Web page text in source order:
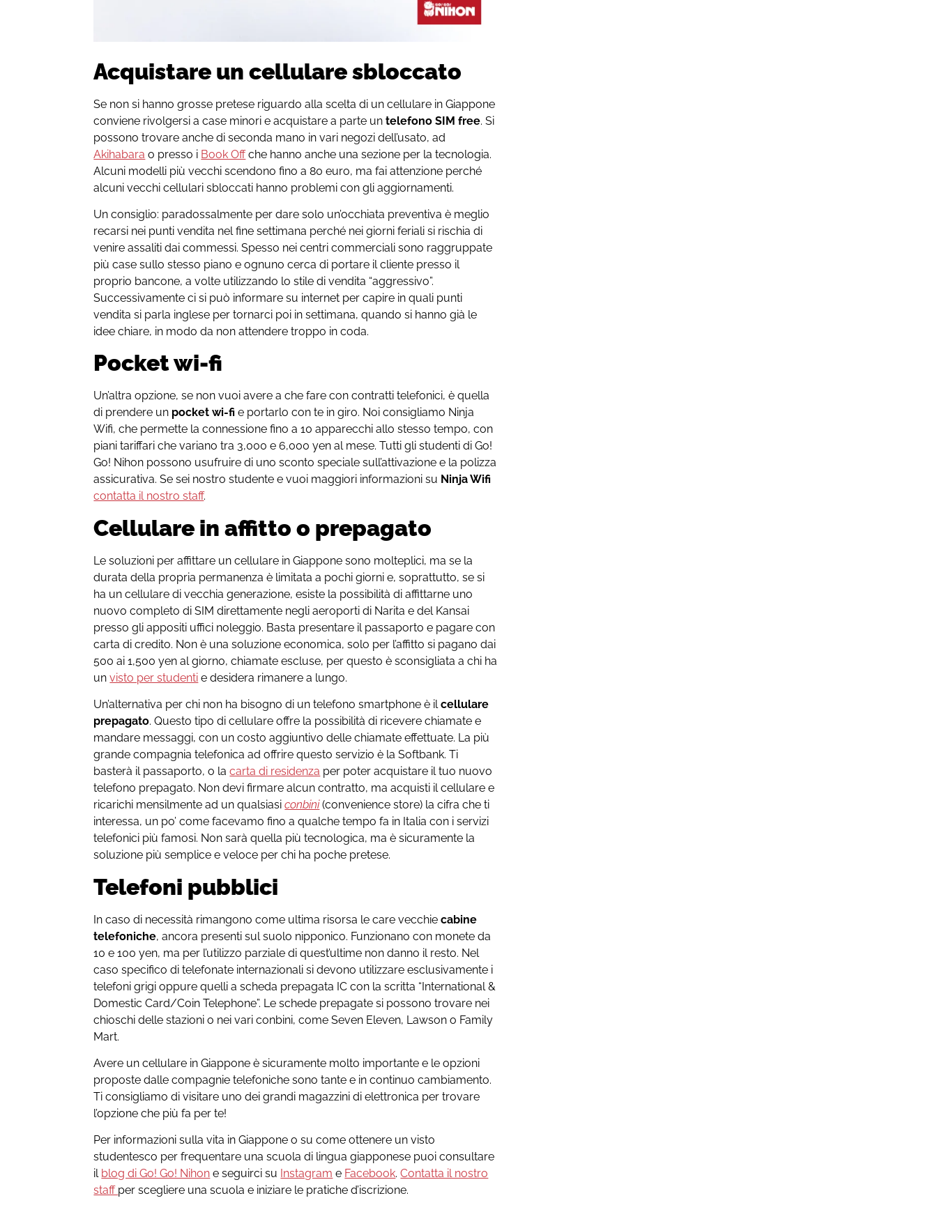
Acquistare un cellulare sbloccato
Se non si hanno grosse pretese riguardo alla scelta di un cellulare in Giappone
conviene rivolgersi a case minori e acquistare a parte untelefono SIM free. Si
possono trovare anche di seconda mano in vari negozi dell’usato, ad
Akihabara o presso i Book Offche hanno anche una sezione per la tecnologia.
Alcuni modelli più vecchi scendono fino a 80 euro, ma fai attenzione perché
alcuni vecchi cellulari sbloccati hanno problemi con gli aggiornamenti.
Un consiglio: paradossalmente per dare solo un’occhiata preventiva è meglio
recarsi nei punti vendita nel fine settimana perché nei giorni feriali si rischia di
venire assaliti dai commessi. Spesso nei centri commerciali sono raggruppate
più case sullo stesso piano e ognuno cerca di portare il cliente presso il
proprio bancone, a volte utilizzando lo stile di vendita “aggressivo”.
Successivamente ci si può informare su internet per capire in quali punti
vendita si parla inglese per tornarci poi in settimana, quando si hanno già le
idee chiare, in modo da non attendere troppo in coda.
Pocket wi-fi
Un’altra opzione, se non vuoi avere a che fare con contratti telefonici, è quella
di prendere un pocket wi-fi e portarlo con te in giro. Noi consigliamo Ninja
Wifi, che permette la connessione fino a 10 apparecchi allo stesso tempo, con
piani tariffari che variano tra 3,000 e 6,000 yen al mese. Tutti gli studenti di Go!
Go! Nihon possono usufruire di uno sconto speciale sull’attivazione e la polizza
assicurativa. Se sei nostro studente e vuoi maggiori informazioni su Ninja Wifi
contatta il nostro staff.
Cellulare in affitto o prepagato
Le soluzioni per affittare un cellulare in Giappone sono molteplici, ma se la
durata della propria permanenza è limitata a pochi giorni e, soprattutto, se si
ha un cellulare di vecchia generazione, esiste la possibilità di affittarne uno
nuovo completo di SIM direttamente negli aeroporti di Narita e del Kansai
presso gli appositi uffici noleggio. Basta presentare il passaporto e pagare con
carta di credito. Non è una soluzione economica, solo per l’affitto si pagano dai
500 ai 1,500 yen al giorno, chiamate escluse, per questo è sconsigliata a chi ha
unvisto per studenti e desidera rimanere a lungo.
Un’alternativa per chi non ha bisogno di un telefono smartphone è ilcellulare
prepagato. Questo tipo di cellulare offre la possibilità di ricevere chiamate e
mandare messaggi, con un costo aggiuntivo delle chiamate effettuate. La più
grande compagnia telefonica ad offrire questo servizio è la Softbank. Ti
basterà il passaporto, o lacarta di residenza per poter acquistare il tuo nuovo
telefono prepagato. Non devi firmare alcun contratto, ma acquisti il cellulare e
ricarichi mensilmente ad un qualsiasiconbini(convenience store) la cifra che ti
interessa, un po’ come facevamo fino a qualche tempo fa in Italia con i servizi
telefonici più famosi. Non sarà quella più tecnologica, ma è sicuramente la
soluzione più semplice e veloce per chi ha poche pretese.
Telefoni pubblici
In caso di necessità rimangono come ultima risorsa le care vecchiecabine
telefoniche, ancora presenti sul suolo nipponico. Funzionano con monete da
10 e 100 yen, ma per l’utilizzo parziale di quest’ultime non danno il resto. Nel
caso specifico di telefonate internazionali si devono utilizzare esclusivamente i
telefoni grigi oppure quelli a scheda prepagata IC con la scritta “International &
Domestic Card/Coin Telephone”. Le schede prepagate si possono trovare nei
chioschi delle stazioni o nei vari conbini, come Seven Eleven, Lawson o Family
Mart.
Avere un cellulare in Giappone è sicuramente molto importante e le opzioni
proposte dalle compagnie telefoniche sono tante e in continuo cambiamento.
Ti consigliamo di visitare uno dei grandi magazzini di elettronica per trovare
l’opzione che più fa per te!
Per informazioni sulla vita in Giappone o su come ottenere un visto
studentesco per frequentare una scuola di lingua giapponese puoi consultare
il blog di Go! Go! Nihon e seguirci su Instagram e Facebook.Contatta il nostro
staff per scegliere una scuola e iniziare le pratiche d’iscrizione.